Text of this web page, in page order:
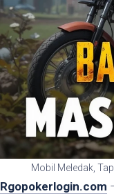
Mobil Meledak,
Rgopokerlogin.com